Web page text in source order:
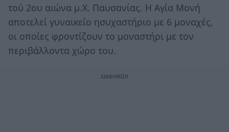
τού 2ου αιώνα μ.X. Παυσανίας. Η Αγία Mονή
αποτελεί γυναικείο ησυχαστήριο με 6 μοναχές,
οι οποίες φροντίζουν το μοναστήρι με τον
περιβάλλοντα χώρο του.